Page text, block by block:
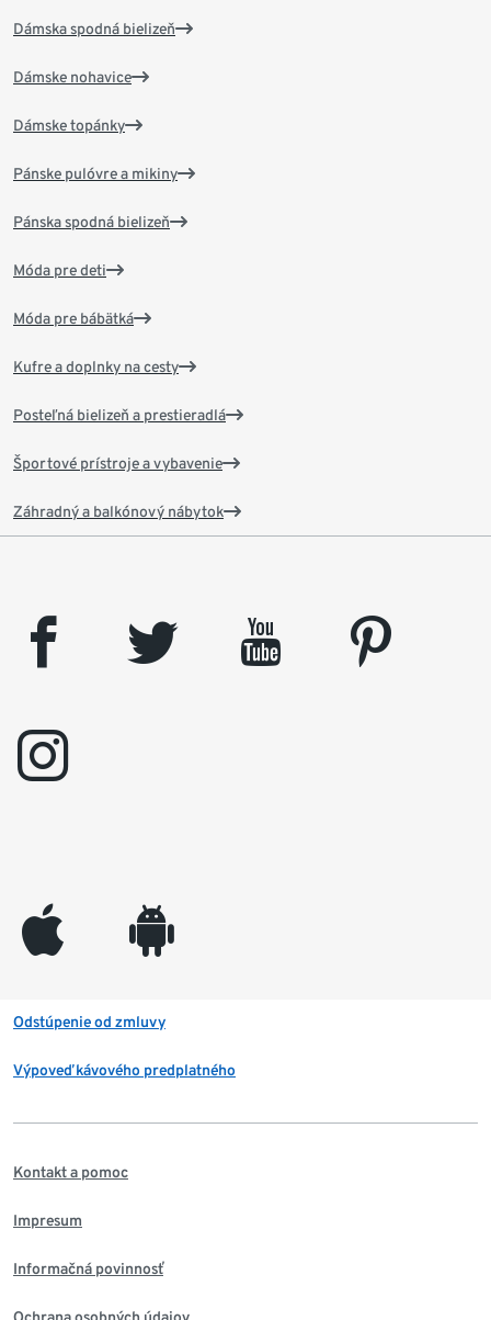
Dámska spodná bielizeň
Dámske nohavice
Dámske topánky
Pánske pulóvre a mikiny
Pánska spodná bielizeň
Móda pre deti
Móda pre bábätká
Kufre a doplnky na cesty
Posteľná bielizeň a prestieradlá
Športové prístroje a vybavenie
Záhradný a balkónový nábytok
facebook twitter youtube
pinterest
instagram
appleinc android
Odstúpenie od zmluvy
Výpoveď kávového predplatného
Kontakt a pomoc
Impresum
Informačná povinnosť